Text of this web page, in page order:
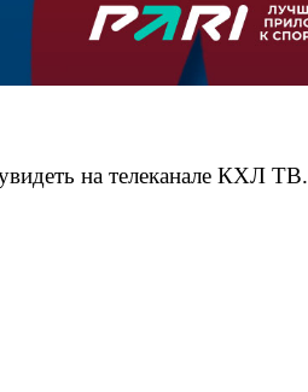
на телеканале КХЛ ТВ.